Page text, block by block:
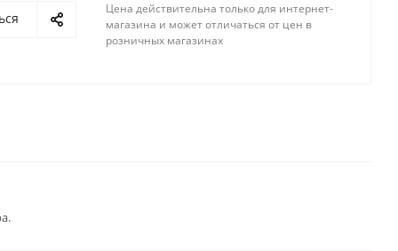
Цена действительна только для интернет-
магазина и может отличаться от цен в
розничных магазинах